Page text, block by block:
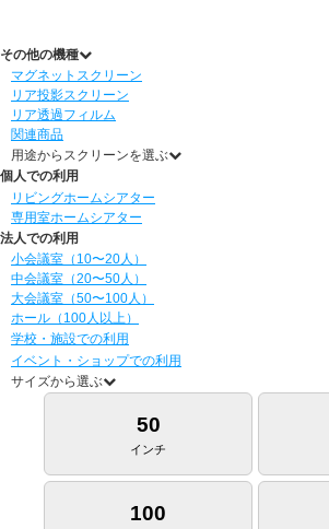
その他の機種
マグネットスクリーン
リア投影スクリーン
リア透過フィルム
関連商品
用途からスクリーンを選ぶ
個人での利用
リビングホームシアター
専用室ホームシアター
法人での利用
小会議室（10〜20人）
中会議室（20〜50人）
大会議室（50〜100人）
ホール（100人以上）
学校・施設での利用
イベント・ショップでの利用
サイズから選ぶ
50
インチ
100